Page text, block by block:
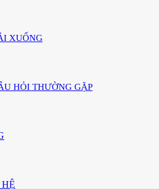
XUỐNG
HỎI THƯỜNG GẶP